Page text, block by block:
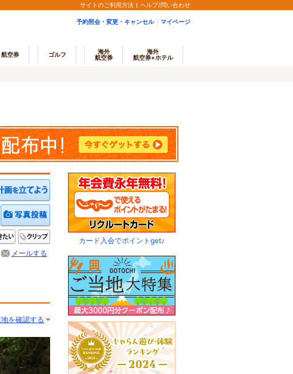
サイトのご利用方法 ヘルプ/問い合わせ
予約照会・変更・キャンセル マイページ
航空券 ゴルフ
海外
航空券
海外
航空券+ホテル
クチコミを投稿する写真を投稿する
行きたい
メールする
地を確認する
カード入会でポイントget♪